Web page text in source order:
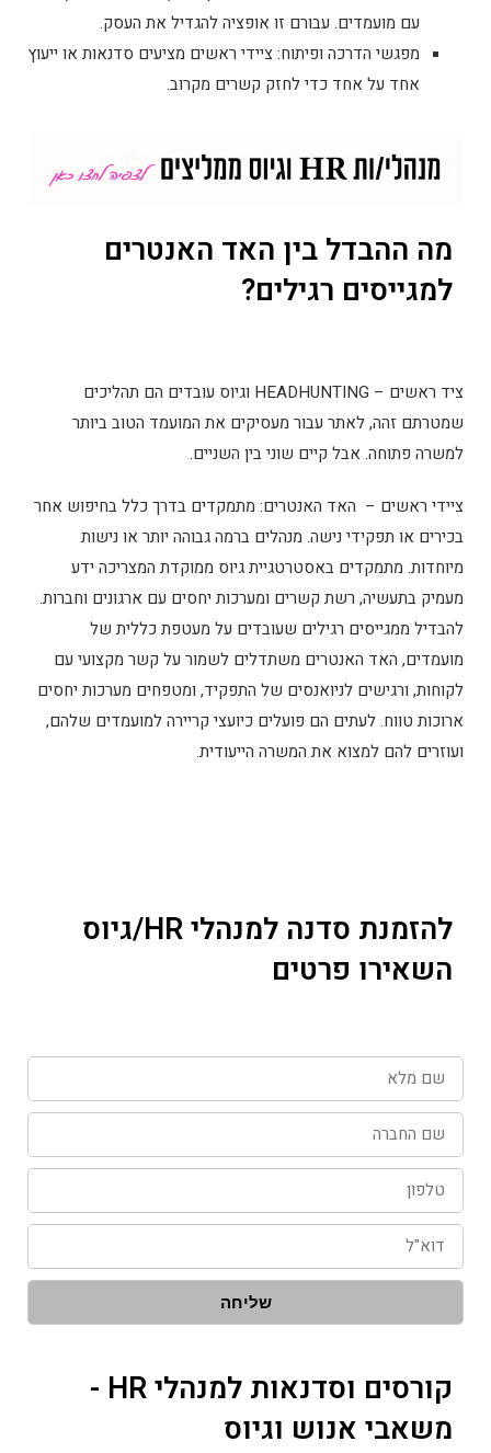
עם מועמדים. עבורם זו אופציה להגדיל את העסק.
מפגשי הדרכה ופיתוח: ציידי ראשים מציעים סדנאות או ייעוץ
אחד על אחד כדי לחזק קשרים מקרוב.
מה ההבדל בין האד האנטרים
למגייסים רגילים?
ציד ראשים – HEADHUNTING וגיוס עובדים הם תהליכים
שמטרתם זהה, לאתר עבור מעסיקים את המועמד הטוב ביותר
למשרה פתוחה. אבל קיים שוני בין השניים.
ציידי ראשים – האד האנטרים: מתמקדים בדרך כלל בחיפוש אחר
בכירים או תפקידי נישה. מנהלים ברמה גבוהה יותר או נישות
מיוחדות. מתמקדים באסטרטגיית גיוס ממוקדת המצריכה ידע
מעמיק בתעשיה, רשת קשרים ומערכות יחסים עם ארגונים וחברות.
להבדיל ממגייסים רגילים שעובדים על מעטפת כללית של
מועמדים, האד האנטרים משתדלים לשמור על קשר מקצועי עם
לקוחות, ורגישים לניואנסים של התפקיד, ומטפחים מערכות יחסים
ארוכות טווח. לעתים הם פועלים כיועצי קריירה למועמדים שלהם,
ועוזרים להם למצוא את המשרה הייעודית.
להזמנת סדנה למנהלי HR/גיוס
השאירו פרטים
שם
מלא
שם
החברה
טלפון
דוא"ל
שליחה
קורסים וסדנאות למנהלי HR -
משאבי אנוש וגיוס